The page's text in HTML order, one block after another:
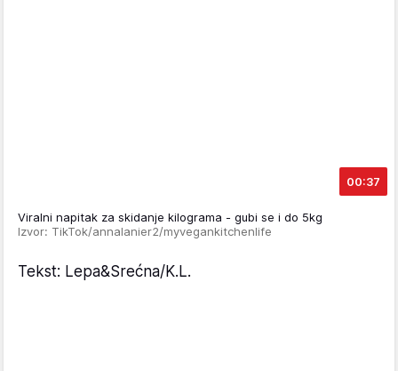
00:37
Viralni napitak za skidanje kilograma - gubi se i do 5kg
Izvor: TikTok/annalanier2/myvegankitchenlife
Tekst: Lepa&Srećna/K.L.